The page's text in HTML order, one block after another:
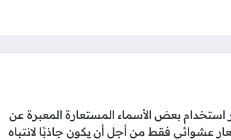
استخدام بعض الأسماء المستعارة المعبرة عن
عشوائي فقط من أجل أن يكون جاذبًا لانتباه